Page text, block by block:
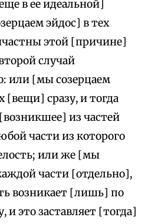
в ее идеальной]
эйдос] в тех
этой [причине]
случай
или [мы созерцаем
[вещи] сразу, и тогда
из частей
части из которого
или же [мы
части [отдельно],
возникает [лишь] по
это заставляет [тогда]